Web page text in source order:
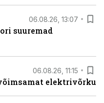
06.08.26, 13:07
suuremad
06.08.26, 11:15
elektrivõrku